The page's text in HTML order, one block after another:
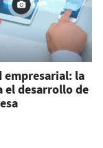
empresarial: la
el desarrollo de